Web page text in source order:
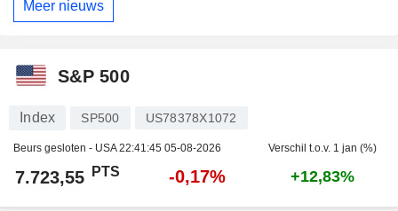
Meer nieuws
S&P 500
Index SP500 US78378X1072
Beurs gesloten - USA22:41:45 05-08-2026 Verschil t.o.v. 1 jan (%)
7.723,55 PTS -0,17% +12,83%